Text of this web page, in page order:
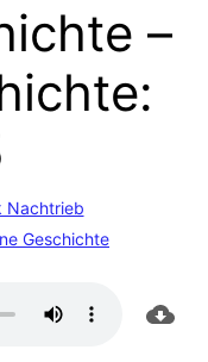
–
Nachtrieb
Geschichte